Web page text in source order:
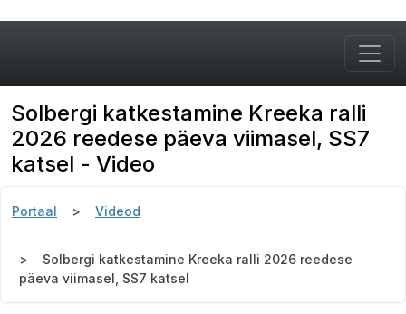
Solbergi katkestamine Kreeka ralli
2026 reedese päeva viimasel, SS7
katsel - Video
Portaal Videod
Solbergi katkestamine Kreeka ralli 2026 reedese
päeva viimasel, SS7 katsel